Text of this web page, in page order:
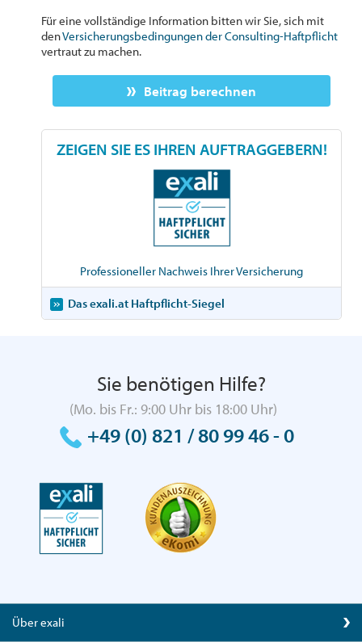
Für eine vollständige Information bitten wir Sie, sich mit
denVersicherungsbedingungen der Consulting-Haftpflicht
vertraut zu machen.
Beitrag berechnen
ZEIGEN SIE ES IHREN AUFTRAGGEBERN!
Professioneller Nachweis Ihrer Versicherung
Das exali.at Haftpflicht-Siegel
Sie benötigen Hilfe?
(Mo. bis Fr.: 9:00 Uhr bis 18:00 Uhr)
+49 (0) 821 / 80 99 46 - 0
Über exali